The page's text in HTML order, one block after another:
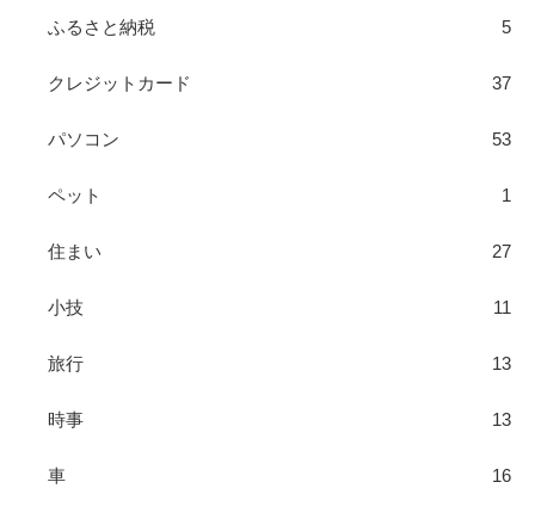
ふるさと納税 5
クレジットカード 37
パソコン 53
ペット 1
住まい 27
小技 11
旅行 13
時事 13
車 16